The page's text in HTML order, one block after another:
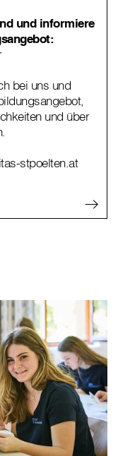
und informiere
bei uns und
und über
stpoelten.at